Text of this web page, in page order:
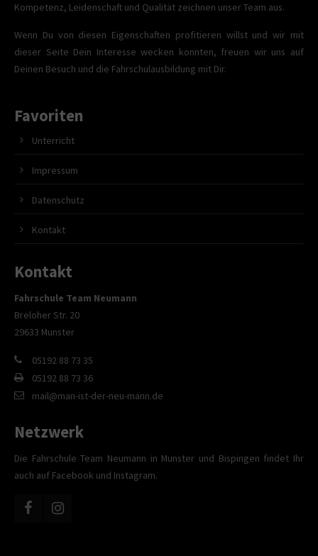
Kompetenz, Leidenschaft und Qualität zeichnen unser Team aus.
Wenn Du von diesen Eigenschaften profitieren willst und wir mit
dieser Seite Dein Interesse wecken konnten, freuen wir uns auf
Deinen Besuch und die Fahrschulausbildung mit Dir.
Favoriten
Unterricht
Impressum
Datenschutz
Kontakt
Kontakt
Fahrschule Team Neumann
Breloher Str. 20
29633 Munster
05192 88 73 35
05192 88 73 36
mail@man-ist-der-neu-mann.de
Netzwerk
Die Fahrschule Team Neumann in Munster und Bispingen findet Ihr
auch auf Facebook und Instagram.